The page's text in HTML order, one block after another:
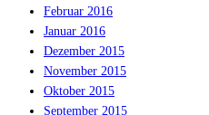
Februar 2016
Januar 2016
Dezember 2015
November 2015
Oktober 2015
September 2015